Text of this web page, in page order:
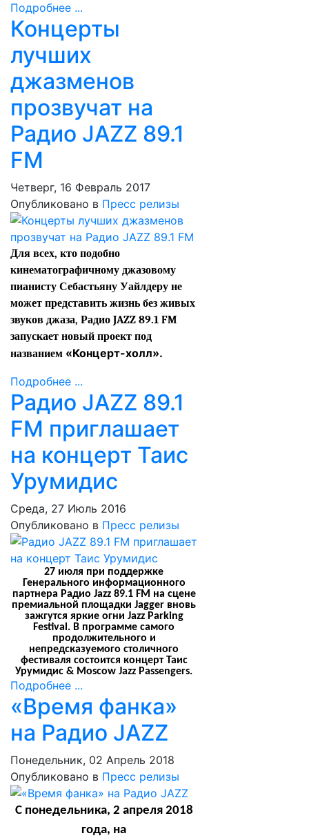
Подробнее ...
Концерты
лучших
джазменов
прозвучат на
Радио JAZZ 89.1
FM
Четверг, 16 Февраль 2017
Опубликовано в Пресс релизы
Для всех, кто подобно
кинематографичному джазовому
пианисту Себастьяну Уайлдеру не
может представить жизнь без живых
звуков джаза, Радио JAZZ 89.1 FM
запускает новый проект под
названием «Концерт-холл».
Подробнее ...
Радио JAZZ 89.1
FM приглашает
на концерт Таис
Урумидис
Среда, 27 Июль 2016
Опубликовано в Пресс релизы
27 июля при поддержке
Генерального информационного
партнера Радио Jazz 89.1 FM на сцене
премиальной площадки Jagger вновь
зажгутся яркие огни Jazz Parking
Festival. В программе самого
продолжительного и
непредсказуемого столичного
фестиваля состоится концерт Таис
Урумидис & Moscow Jazz Passengers.
Подробнее ...
«Время фанка»
на Радио JAZZ
Понедельник, 02 Апрель 2018
Опубликовано в Пресс релизы
С понедельника, 2 апреля 2018
года, на